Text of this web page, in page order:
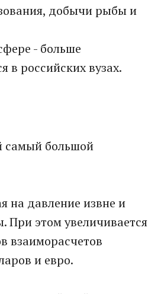
добычи рыбы и
- больше
в российских вузах.
самый большой
на давление извне и
При этом увеличивается
взаиморасчетов
и евро.